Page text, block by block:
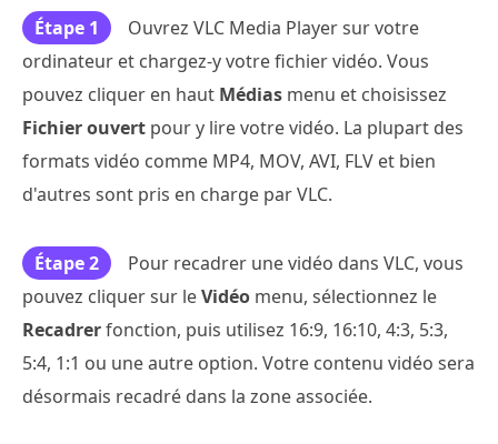
Étape 1
Ouvrez VLC Media Player sur votre
ordinateur et chargez-y votre fichier vidéo. Vous
pouvez cliquer en haut Médias menu et choisissez
Fichier ouvert pour y lire votre vidéo. La plupart des
formats vidéo comme MP4, MOV, AVI, FLV et bien
d'autres sont pris en charge par VLC.
Étape 2
Pour recadrer une vidéo dans VLC, vous
pouvez cliquer sur leVidéo menu, sélectionnez le
Recadrerfonction, puis utilisez 16:9, 16:10, 4:3, 5:3,
5:4, 1:1 ou une autre option. Votre contenu vidéo sera
désormais recadré dans la zone associée.